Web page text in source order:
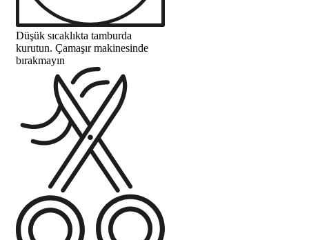
Düşük sıcaklıkta tamburda
kurutun. Çamaşır makinesinde
bırakmayın